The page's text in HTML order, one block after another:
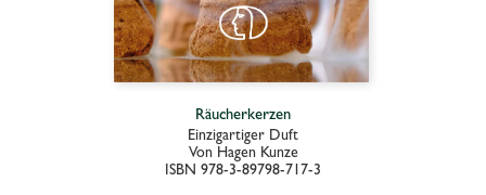
Räucherkerzen
Einzigartiger Duft
Von Hagen Kunze
ISBN 978-3-89798-717-3